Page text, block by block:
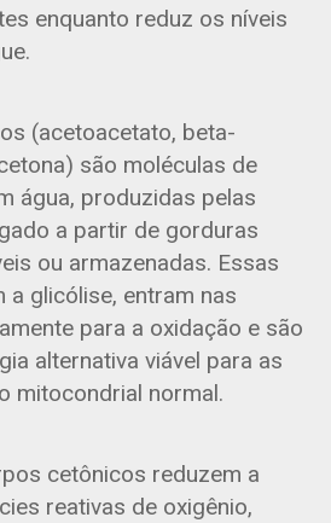
enquanto reduz os níveis
(acetoacetato, beta-
são moléculas de
água, produzidas pelas
a partir de gorduras
ou armazenadas. Essas
a glicólise, entram nas
para a oxidação e são
alternativa viável para as
mitocondrial normal.
cetônicos reduzem a
reativas de oxigênio,